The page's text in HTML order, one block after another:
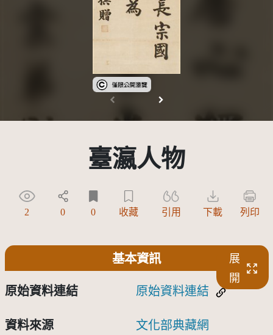
受著作權法保護-僅限於本平台有限度公開瀏
臺瀛人物
2 0 0 收藏 引用 下載 列印
基本資訊
展
開
原始資料連結 原始資料連結
資料來源 文化部典藏網